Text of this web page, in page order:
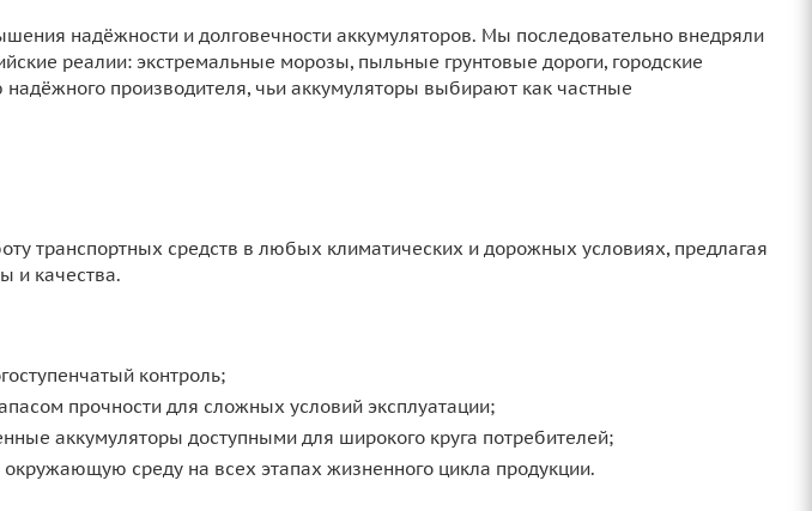
надёжности и долговечности аккумуляторов. Мы последовательно внедряли
реалии: экстремальные морозы, пыльные грунтовые дороги, городские
производителя, чьи аккумуляторы выбирают как частные
транспортных средств в любых климатических и дорожных условиях, предлагая
и качества.
контроль;
прочности для сложных условий эксплуатации;
аккумуляторы доступными для широкого круга потребителей;
среду на всех этапах жизненного цикла продукции.